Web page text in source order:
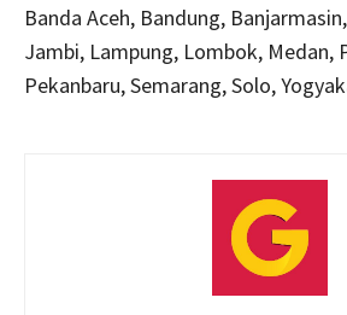
Banda Aceh, Bandung,
Jambi, Lampung, Lombok, Medan,
Pekanbaru, Semarang, Solo,